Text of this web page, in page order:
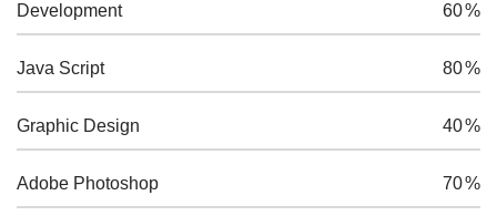
Development 60%
Java Script 80%
Graphic Design 40%
Adobe Photoshop 70%